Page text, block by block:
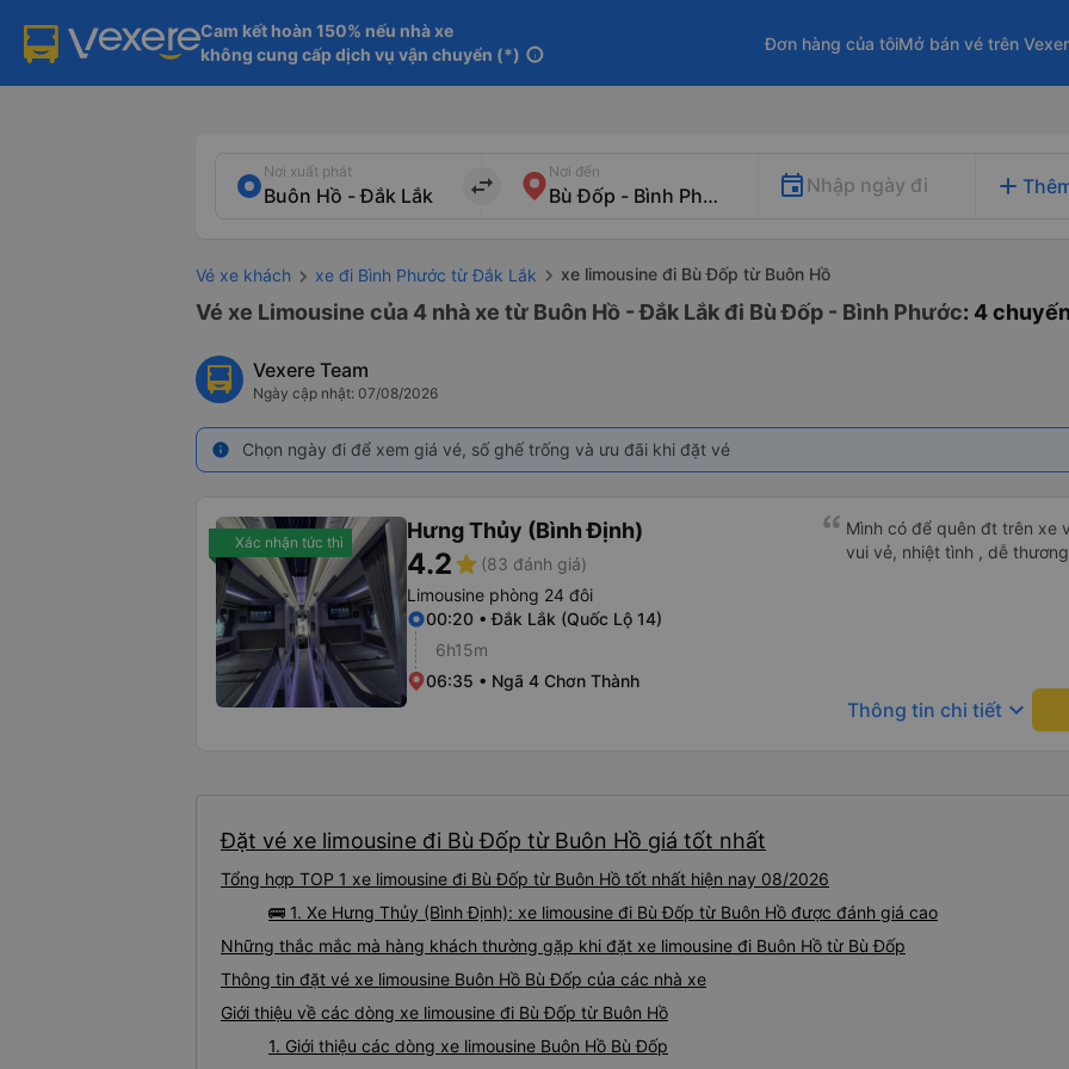
Cam kết hoàn 150% nếu nhà xe
không cung cấp dịch vụ vận chuyển (*) info
Đơn hàng của tôiMở bán vé trên
Nơi xuất phát
import_export
Nơi đến
Nhập ngày đi add
Vé xe khách xe đi Bình Phước từ Đắk Lắk xe limousine đi Bù Đốp từ Buôn Hồ
Vé xe Limousine của 4 nhà xe từ Buôn Hồ - Đắk Lắk đi Bù Đốp - Bình Phước: 4
Vexere Team
Ngày cập nhật: 07/08/2026
info Chọn ngày đi để xem giá vé, số ghế trống và ưu đãi khi đặt vé
Xác nhận tức thì Hưng Thủy (Bình Định)
4.2star (83 đánh giá)
Limousine phòng 24 đôi
00:20 • Đắk Lắk (Quốc Lộ 14)
6h15m
06:35 • Ngã 4 Chơn Thành
Mình có để quên đt trên xe
vui vẻ, nhiệt tình , dễ thương
Thông tin chi tiết keyboard_arrow_down
Đặt vé xe limousine đi Bù Đốp từ Buôn Hồ giá tốt nhất
Tổng hợp TOP 1 xe limousine đi Bù Đốp từ Buôn Hồ tốt nhất hiện nay 08/2026
🚌 1. Xe Hưng Thủy (Bình Định): xe limousine đi Bù Đốp từ Buôn Hồ được đánh giá cao
Những thắc mắc mà hàng khách thường gặp khi đặt xe limousine đi Buôn Hồ từ Bù Đốp
Thông tin đặt vé xe limousine Buôn Hồ Bù Đốp của các nhà xe
Giới thiệu về các dòng xe limousine đi Bù Đốp từ Buôn Hồ
1. Giới thiệu các dòng xe limousine Buôn Hồ Bù Đốp